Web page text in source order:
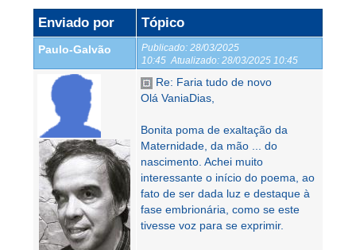
Enviado por Tópico
Paulo-Galvão Publicado: 28/03/2025
10:45 Atualizado: 28/03/2025 10:45
Re: Faria tudo de novo
Olá VaniaDias,
Bonita poma de exaltação da
Maternidade, da mão ... do
nascimento. Achei muito
interessante o início do poema, ao
fato de ser dada luz e destaque à
fase embrionária, como se este
tivesse voz para se exprimir.